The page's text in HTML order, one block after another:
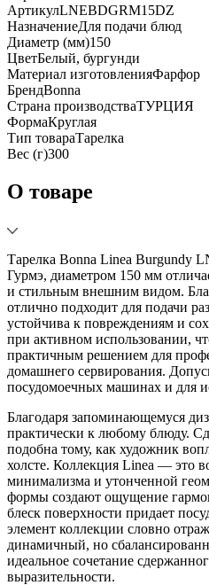
АртикулLNEBDGRM15DZ
НазначениеДля подачи блюд
Диаметр (мм)150
ЦветБелый, бургунди
Материал изготовленияФарфор
БрендBonna
Страна производстваТУРЦИЯ
ФормаКруглая
Тип товараТарелка
Вес (г)300
О товаре
Тарелка Bonna Linea Burgundy
Гурмэ, диаметром 150 мм
и стильным внешним видом.
отлично подходит для подачи
устойчива к повреждениям и
при активном использовании,
практичным решением для
домашнего сервирования.
посудомоечных машинах и для
Благодаря запоминающемуся
практически к любому блюду.
подобна тому, как художник
холсте. Коллекция Linea — это
минимализма и утонченной
формы создают ощущение
блеск поверхности придает
элемент коллекции словно
динамичный, но
идеальное сочетание
выразительности.